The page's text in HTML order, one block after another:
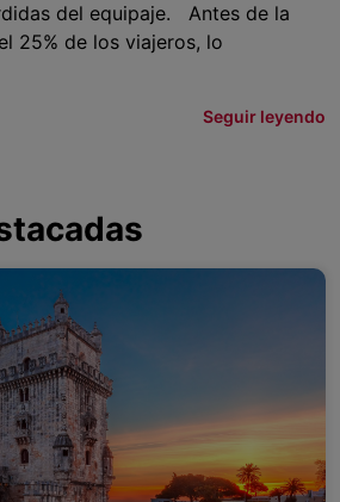
del equipaje. Antes de la
25% de los viajeros, lo
Seguir leyendo